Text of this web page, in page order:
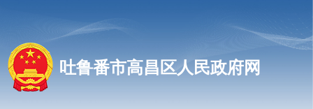
吐鲁番市高昌区人民政府网